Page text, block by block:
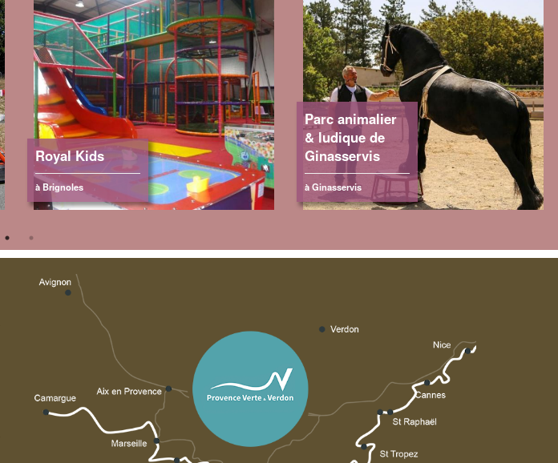
Royal Kids
à Brignoles
Parc animalier
& ludique de
Ginasservis
à Ginasservis